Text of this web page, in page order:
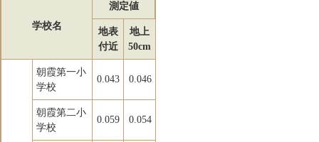
学校名
測定値
地表
付近
地上
50cm
朝霞第一小
学校
0.043 0.046
朝霞第二小
学校
0.059 0.054